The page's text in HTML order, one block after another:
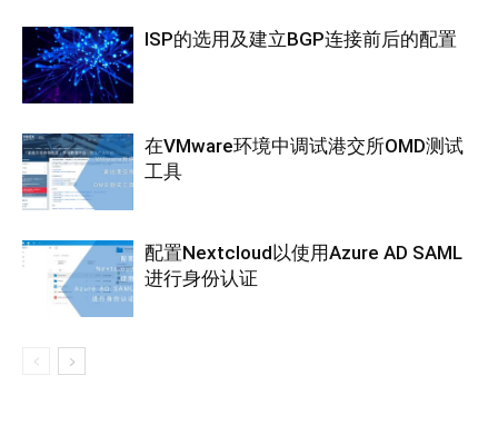
ISP的选用及建立BGP连接前后的配置
在VMware环境中调试港交所OMD测试
工具
配置Nextcloud以使用Azure AD SAML
进行身份认证